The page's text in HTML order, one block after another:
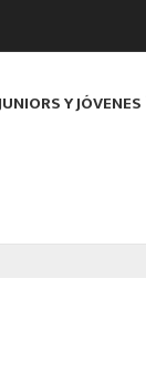
Y JÓVENES